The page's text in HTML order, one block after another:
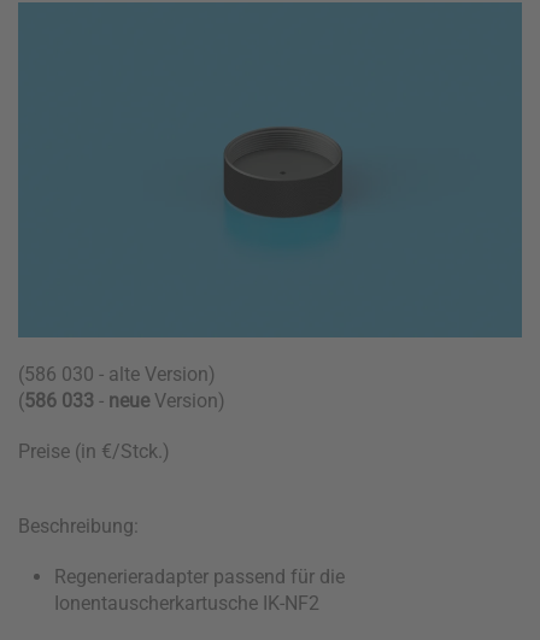
(586 030 - alte Version)
(586 033 - neueVersion)
Preise (in €/Stck.)
Beschreibung:
Regenerieradapter passend für die
Ionentauscherkartusche IK-NF2